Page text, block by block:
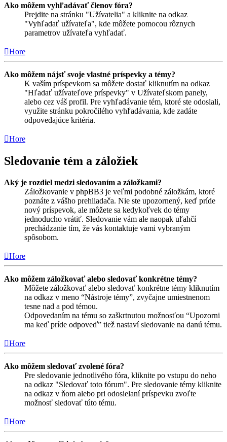
Ako môžem vyhľadávať členov fóra?
Prejdite na stránku "Užívatelia" a kliknite na odkaz
"Vyhľadať užívateľa", kde môžete pomocou rôznych
parametrov užívateľa vyhľadať.
Hore
Ako môžem nájsť svoje vlastné príspevky a témy?
K vaším príspevkom sa môžete dostať kliknutím na odkaz
"Hľadať užívateľove príspevky" v Užívateľskom panely,
alebo cez váš profil. Pre vyhľadávanie tém, ktoré ste odoslali,
využite stránku pokročilého vyhľadávania, kde zadáte
odpovedajúce kritéria.
Hore
Sledovanie tém a záložiek
Aký je rozdiel medzi sledovaním a záložkami?
Záložkovanie v phpBB3 je veľmi podobné záložkám, ktoré
poznáte z vášho prehliadača. Nie ste upozornený, keď príde
nový príspevok, ale môžete sa kedykoľvek do témy
jednoducho vrátiť. Sledovanie vám ale naopak uľahčí
prechádzanie tím, že vás kontaktuje vami vybraným
spôsobom.
Hore
Ako môžem záložkovať alebo sledovať konkrétne témy?
Môžete záložkovať alebo sledovať konkrétne témy kliknutím
na odkaz v meno “Nástroje témy”, zvyčajne umiestnenom
tesne nad a pod témou.
Odpovedaním na tému so zaškrtnutou možnosťou “Upozorni
ma keď príde odpoveď” tiež nastaví sledovanie na danú tému.
Hore
Ako môžem sledovať zvolené fóra?
Pre sledovanie jednotlivého fóra, kliknite po vstupu do neho
na odkaz "Sledovať toto fórum". Pre sledovanie témy kliknite
na odkaz v ňom alebo pri odosielaní príspevku zvoľte
možnosť sledovať túto tému.
Hore